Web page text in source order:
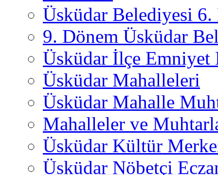
Üsküdar Belediyesi 6.
9. Dönem Üsküdar
Üsküdar İlçe
Üsküdar Mahalleleri
Üsküdar Mahalle
Mahalleler ve
Üsküdar Kültür
Üsküdar Nöbetçi